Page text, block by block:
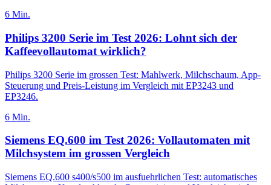
6 Min.
Philips 3200 Serie im Test 2026: Lohnt sich der
Kaffeevollautomat wirklich?
Philips 3200 Serie im grossen Test: Mahlwerk, Milchschaum, App-
Steuerung und Preis-Leistung im Vergleich mit EP3243 und
EP3246.
6 Min.
Siemens EQ.600 im Test 2026: Vollautomaten mit
Milchsystem im grossen Vergleich
Siemens EQ.600 s400/s500 im ausfuehrlichen Test: automatisches